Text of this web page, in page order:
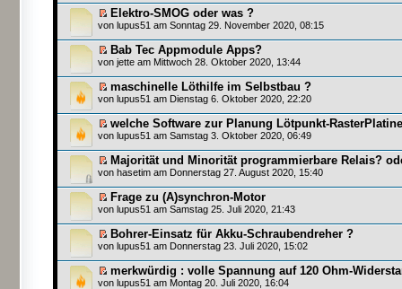
Elektro-SMOG oder was ?
von lupus51 am Sonntag 29. November 2020, 08:15
Bab Tec Appmodule Apps?
von jette am Mittwoch 28. Oktober 2020, 13:44
maschinelle Löthilfe im Selbstbau ?
von lupus51 am Dienstag 6. Oktober 2020, 22:20
welche Software zur Planung Lötpunkt-
von lupus51 am Samstag 3. Oktober 2020, 06:49
Majorität und Minorität programmierbare Relais?
von hasetim am Donnerstag 27. August 2020, 15:40
Frage zu (A)synchron-Motor
von lupus51 am Samstag 25. Juli 2020, 21:43
Bohrer-Einsatz für Akku-Schraubendreher ?
von lupus51 am Donnerstag 23. Juli 2020, 15:02
merkwürdig : volle Spannung auf 120 Ohm-
von lupus51 am Montag 20. Juli 2020, 16:04